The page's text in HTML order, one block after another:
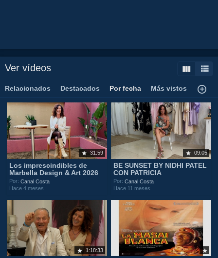
Ver vídeos
Relacionados Destacados Por fecha Más vistos
31:59
Los imprescindibles de
Marbella Design & Art 2026
Por:Canal Costa
Hace 4 meses
09:05
BE SUNSET BY NIDHI PATEL
CON PATRICIA
Por:Canal Costa
Hace 11 meses
1:18:33